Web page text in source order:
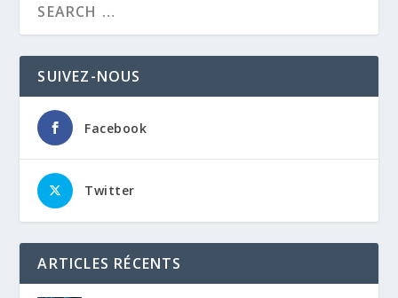
SUIVEZ-NOUS
Facebook
Twitter
ARTICLES RÉCENTS